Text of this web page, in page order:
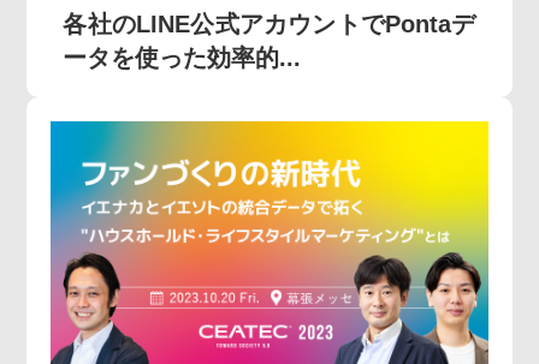
各社のLINE公式アカウントでPontaデ
ータを使った効率的...